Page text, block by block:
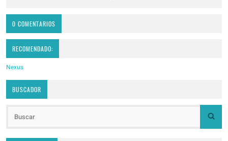
0 COMENTARIOS
RECOMENDADO:
Nexus
BUSCADOR